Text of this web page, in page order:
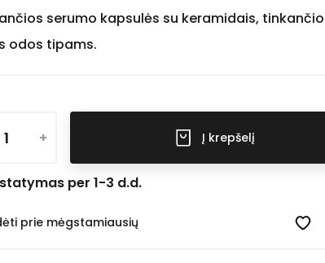
serumo kapsulės su keramidais,
odos tipams.
+ Į krepšelį
per 1-3 d.d.
prie mėgstamiausių